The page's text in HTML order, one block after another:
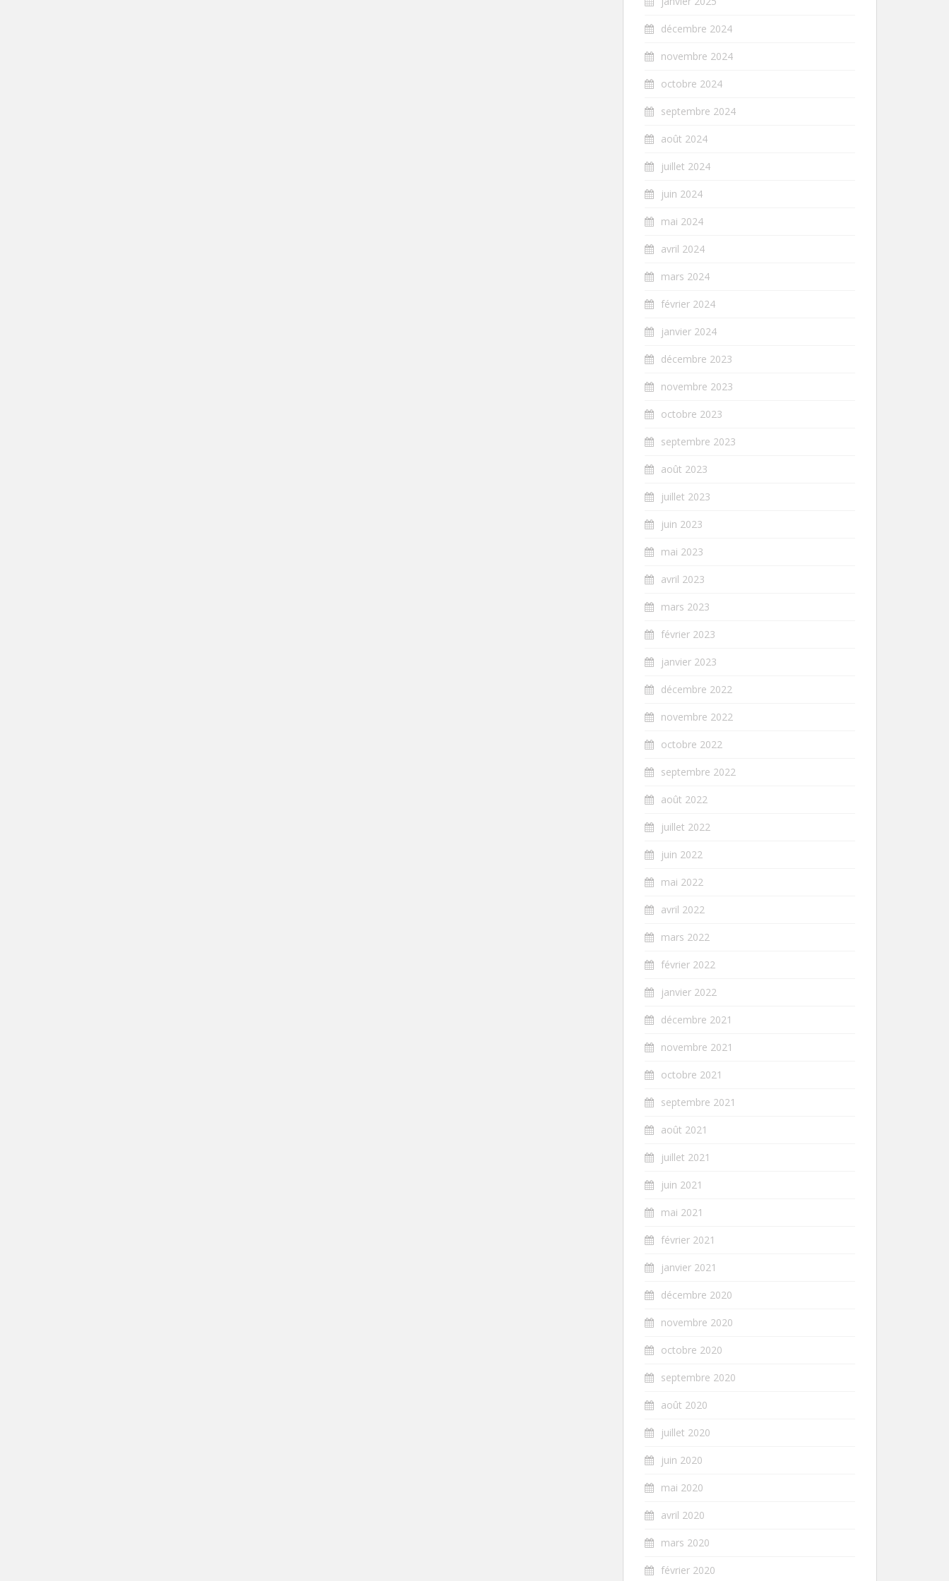
décembre 2024
novembre 2024
octobre 2024
septembre 2024
août 2024
juillet 2024
juin 2024
mai 2024
avril 2024
mars 2024
février 2024
janvier 2024
décembre 2023
novembre 2023
octobre 2023
septembre 2023
août 2023
juillet 2023
juin 2023
mai 2023
avril 2023
mars 2023
février 2023
janvier 2023
décembre 2022
novembre 2022
octobre 2022
septembre 2022
août 2022
juillet 2022
juin 2022
mai 2022
avril 2022
mars 2022
février 2022
janvier 2022
décembre 2021
novembre 2021
octobre 2021
septembre 2021
août 2021
juillet 2021
juin 2021
mai 2021
février 2021
janvier 2021
décembre 2020
novembre 2020
octobre 2020
septembre 2020
août 2020
juillet 2020
juin 2020
mai 2020
avril 2020
mars 2020
février 2020